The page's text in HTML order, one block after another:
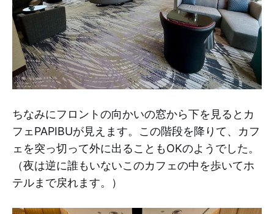
ちなみにフロントの向かいの窓から下を見るとカ
フェPAPIBUが見えます。この階段を降りて、カフ
ェを突っ切って外に出ることもOKのようでした。
（夜は逆に誰もいないこのカフェの中を歩いてホ
テルまで戻れます。）